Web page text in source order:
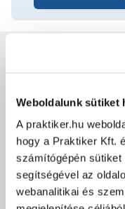
Weboldalunk sütiket
A praktiker.hu
hogy a Praktiker Kft.
számítógépén
segítségével az
webanalitikai és
Csomagolási és
Hibát találtál